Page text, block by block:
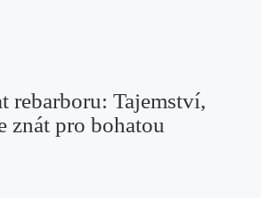
rebarboru: Tajemství,
znát pro bohatou